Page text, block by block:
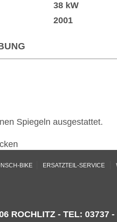
38 kW
2001
Spiegeln ausgestattet.
BIKE ERSATZTEIL-SERVICE
ROCHLITZ - TEL: 03737 -